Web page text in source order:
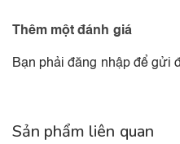
Thêm một đánh giá
Bạn phảiđăng nhậpđể gửi
Sản phẩm liên quan